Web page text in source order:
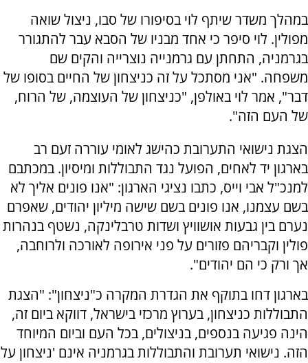
במהלך משדר שיתף לוי בסיפורו של סבו, ניצול שואה
מפולין. לוי סיפר כי אחד מבניו של הסבא עבר להתגורר
בגרמניה, התחתן עם גרמנייה נוצרייה והקים שם
משפחה. "אני מסתכל על זה כניצחון של החיים בסופו של
דבר", אמר לוי באולפן, "כניצחון של העוצמה, של הרוח,
של העם הזה".
הצגת נישואי התערובת כהישג לאומי עוררה זעם רב
בארגון יד לאחים, הפועל נגד התבוללות ומיסיון. במכתבם
למנכ"ל אבי וייס, כתבו נציגי הארגון: "אנו פונים אליך לא
בשם עצמנו, אנו פונים בשם שישה מיליון יהודים, שאפרם
נערם בין גבעות אושוויץ ושדות טרבלינקה, נשטף בנהרות
פולין וקבריהם פזורים על פני אירופה לאורכה ולרוחבה,
אך ורק כי הם יהודים".
בארגון דחו בתוקף את הגדרת המקרה כ"ניצחון": "הצגת
התבוללות כניצחון, בערוץ מרכזי בישראל, דווקא ביום זה,
הינה פגיעה בנספים, בניצולים, בכל העם וביום המיוחד
הזה. נישואי תערובת והתבוללות בגרמניה אינם 'ניצחון על